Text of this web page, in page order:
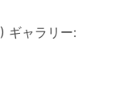
) ギャラリー: